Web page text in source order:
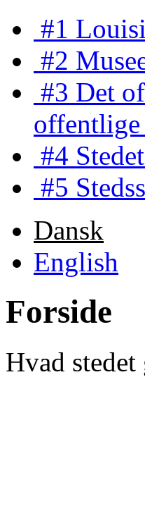
#1
#2
#3 Det
offentlige
#4
#5
Dansk
English
Forside
Hvad